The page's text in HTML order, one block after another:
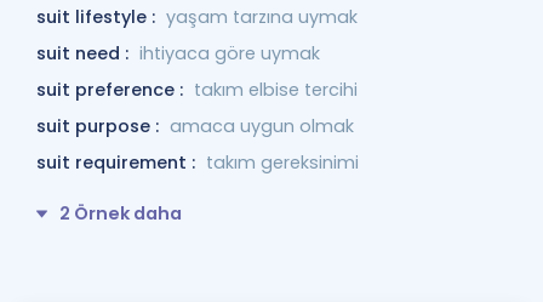
suit lifestyle : yaşam tarzına uymak
suit need : ihtiyaca göre uymak
suit preference : takım elbise tercihi
suit purpose : amaca uygun olmak
suit requirement : takım gereksinimi
2 Örnek daha